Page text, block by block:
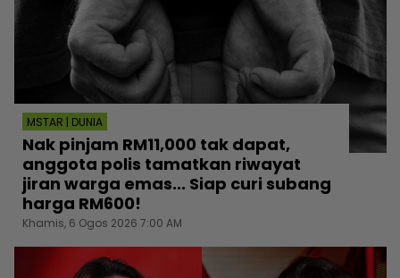
MSTAR | DUNIA
Nak pinjam RM11,000 tak dapat,
anggota polis tamatkan riwayat
jiran warga emas... Siap curi subang
harga RM600!
Khamis, 6 Ogos 2026 7:00 AM